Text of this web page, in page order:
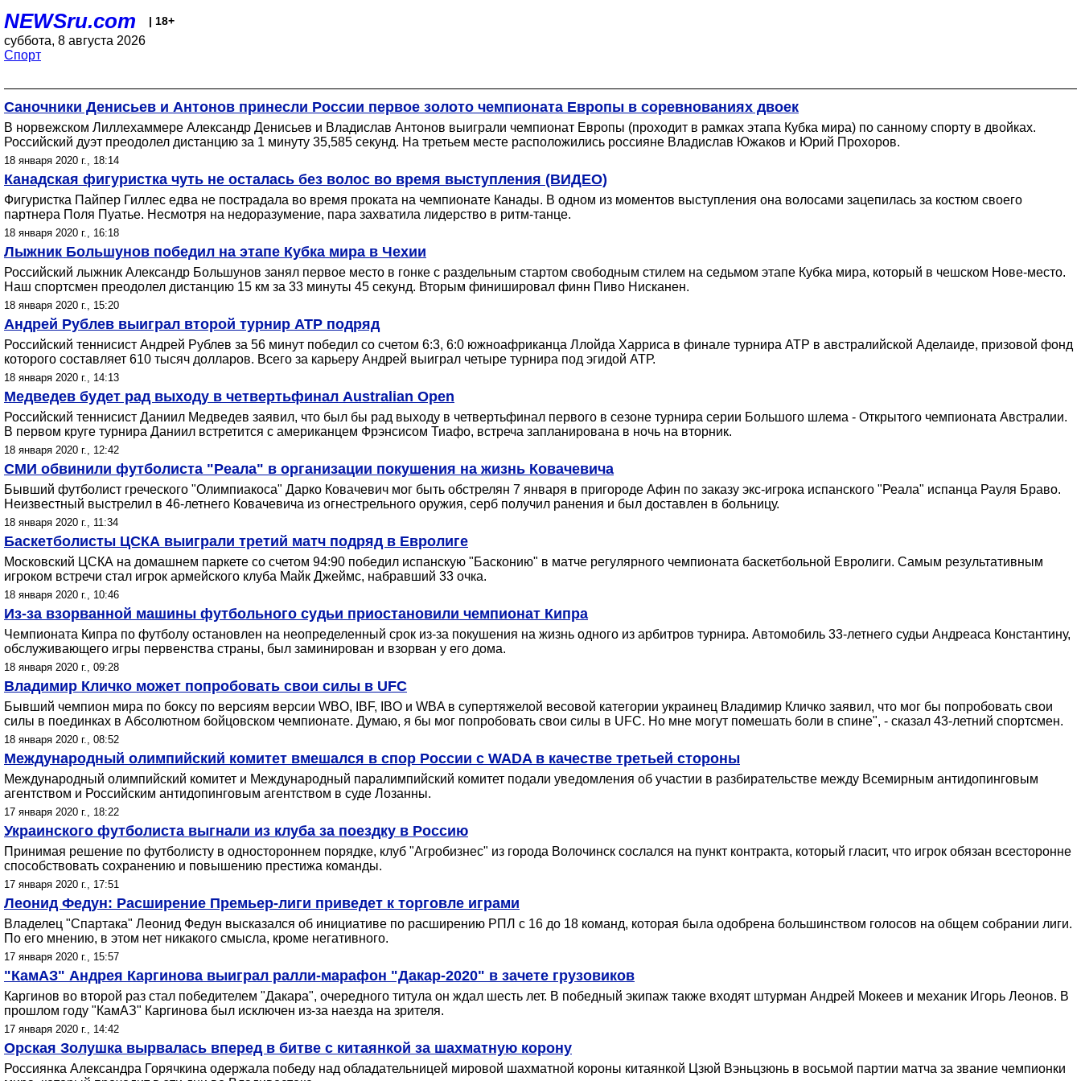
NEWSru.com | 18+
суббота, 8 августа 2026
Спорт
Саночники Денисьев и Антонов принесли России первое золото чемпионата Европы в соревнованиях двоек
В норвежском Лиллехаммере Александр Денисьев и Владислав Антонов выиграли чемпионат Европы (проходит в рамках этапа Кубка мира) по санному спорту в двойках.
Российский дуэт преодолел дистанцию за 1 минуту 35,585 секунд. На третьем месте расположились россияне Владислав Южаков и Юрий Прохоров.
18 января 2020 г., 18:14
Канадская фигуристка чуть не осталась без волос во время выступления (ВИДЕО)
Фигуристка Пайпер Гиллес едва не пострадала во время проката на чемпионате Канады. В одном из моментов выступления она волосами зацепилась за костюм своего
партнера Поля Пуатье. Несмотря на недоразумение, пара захватила лидерство в ритм-танце.
18 января 2020 г., 16:18
Лыжник Большунов победил на этапе Кубка мира в Чехии
Российский лыжник Александр Большунов занял первое место в гонке с раздельным стартом свободным стилем на седьмом этапе Кубка мира, который в чешском Нове-место.
Наш спортсмен преодолел дистанцию 15 км за 33 минуты 45 секунд. Вторым финишировал финн Пиво Нисканен.
18 января 2020 г., 15:20
Андрей Рублев выиграл второй турнир ATP подряд
Российский теннисист Андрей Рублев за 56 минут победил со счетом 6:3, 6:0 южноафриканца Ллойда Харриса в финале турнира ATP в австралийской Аделаиде, призовой фонд
которого составляет 610 тысяч долларов. Всего за карьеру Андрей выиграл четыре турнира под эгидой АТР.
18 января 2020 г., 14:13
Медведев будет рад выходу в четвертьфинал Australian Open
Российский теннисист Даниил Медведев заявил, что был бы рад выходу в четвертьфинал первого в сезоне турнира серии Большого шлема - Открытого чемпионата Австралии.
В первом круге турнира Даниил встретится с американцем Фрэнсисом Тиафо, встреча запланирована в ночь на вторник.
18 января 2020 г., 12:42
СМИ обвинили футболиста "Реала" в организации покушения на жизнь Ковачевича
Бывший футболист греческого "Олимпиакоса" Дарко Ковачевич мог быть обстрелян 7 января в пригороде Афин по заказу экс-игрока испанского "Реала" испанца Рауля Браво.
Неизвестный выстрелил в 46-летнего Ковачевича из огнестрельного оружия, серб получил ранения и был доставлен в больницу.
18 января 2020 г., 11:34
Баскетболисты ЦСКА выиграли третий матч подряд в Евролиге
Московский ЦСКА на домашнем паркете со счетом 94:90 победил испанскую "Басконию" в матче регулярного чемпионата баскетбольной Евролиги. Самым результативным
игроком встречи стал игрок армейского клуба Майк Джеймс, набравший 33 очка.
18 января 2020 г., 10:46
Из-за взорванной машины футбольного судьи приостановили чемпионат Кипра
Чемпионата Кипра по футболу остановлен на неопределенный срок из-за покушения на жизнь одного из арбитров турнира. Автомобиль 33-летнего судьи Андреаса Константину,
обслуживающего игры первенства страны, был заминирован и взорван у его дома.
18 января 2020 г., 09:28
Владимир Кличко может попробовать свои силы в UFC
Бывший чемпион мира по боксу по версиям версии WBO, IBF, IBO и WBA в супертяжелой весовой категории украинец Владимир Кличко заявил, что мог бы попробовать свои
силы в поединках в Абсолютном бойцовском чемпионате. Думаю, я бы мог попробовать свои силы в UFC. Но мне могут помешать боли в спине", - сказал 43-летний спортсмен.
18 января 2020 г., 08:52
Международный олимпийский комитет вмешался в спор России с WADA в качестве третьей стороны
Международный олимпийский комитет и Международный паралимпийский комитет подали уведомления об участии в разбирательстве между Всемирным антидопинговым
агентством и Российским антидопинговым агентством в суде Лозанны.
17 января 2020 г., 18:22
Украинского футболиста выгнали из клуба за поездку в Россию
Принимая решение по футболисту в одностороннем порядке, клуб "Агробизнес" из города Волочинск сослался на пункт контракта, который гласит, что игрок обязан всесторонне
способствовать сохранению и повышению престижа команды.
17 января 2020 г., 17:51
Леонид Федун: Расширение Премьер-лиги приведет к торговле играми
Владелец "Спартака" Леонид Федун высказался об инициативе по расширению РПЛ с 16 до 18 команд, которая была одобрена большинством голосов на общем собрании лиги.
По его мнению, в этом нет никакого смысла, кроме негативного.
17 января 2020 г., 15:57
"КамАЗ" Андрея Каргинова выиграл ралли-марафон "Дакар-2020" в зачете грузовиков
Каргинов во второй раз стал победителем "Дакара", очередного титула он ждал шесть лет. В победный экипаж также входят штурман Андрей Мокеев и механик Игорь Леонов. В
прошлом году "КамАЗ" Каргинова был исключен из-за наезда на зрителя.
17 января 2020 г., 14:42
Орская Золушка вырвалась вперед в битве с китаянкой за шахматную корону
Россиянка Александра Горячкина одержала победу над обладательницей мировой шахматной короны китаянкой Цзюй Вэньцзюнь в восьмой партии матча за звание чемпионки